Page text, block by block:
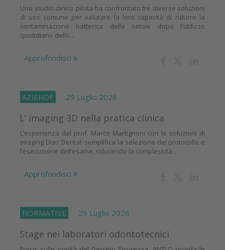
Uno studio clinico pilota ha confrontato tre diverse soluzioni
di uso comune per valutare la loro capacità di ridurre la
contaminazione batterica delle setole dopo l'utilizzo
quotidiano dello...
Approfondisci
AZIENDE 29 Luglio 2026
L’ imaging 3D nella pratica clinica
L’esperienza del prof. Marco Martignoni con le soluzioni di
imaging Dürr Dental: semplifica la selezione del protocollo e
l’esecuzione dell’esame, riducendo la complessità...
Approfondisci
NORMATIVE 29 Luglio 2026
Stage nei laboratori odontotecnici